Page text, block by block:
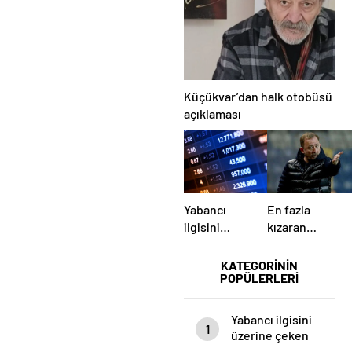
KATEGORİNİN
POPÜLERLERİ
1
Yabancı ilgisini
üzerine çeken
TAŞTI!
ZİYARET!
Küçükvar’dan halk otobüsü
açıklaması
Yabancı
ilgisini
çeken yerli
hisseler
En fazla
kızaran
Antalyaspor!
Tam 5
futbolcu….